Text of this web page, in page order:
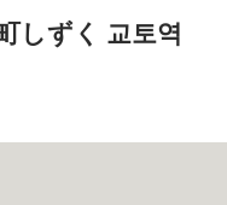
しずく 교토역